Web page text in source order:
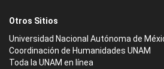
Otros Sitios
Universidad Nacional Autónoma de
Coordinación de Humanidades UNAM
Toda la UNAM en línea